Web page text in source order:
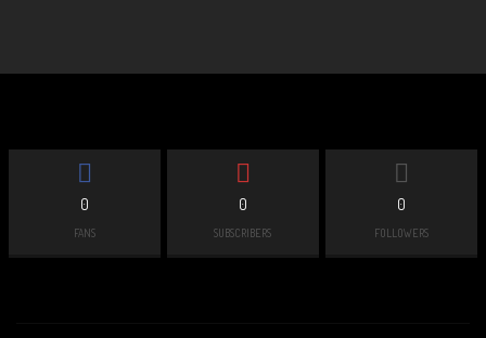
0
FANS
0
SUBSCRIBERS
0
FOLLOWERS